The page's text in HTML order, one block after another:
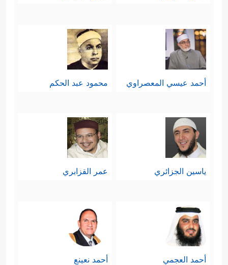
أحمد عيسي المعصراوي محمود عبد الحكم
ياسين الجزائري عمر القزابري
أحمد العجمي أحمد نعينع